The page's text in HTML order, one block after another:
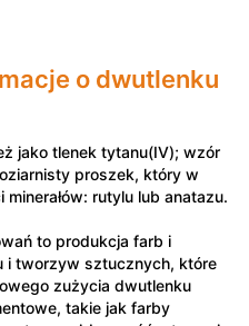
o dwutlenku
jako tlenek tytanu(IV); wzór
proszek, który w
rutylu lub anatazu.
to produkcja farb i
i tworzyw sztucznych, które
zużycia dwutlenku
takie jak farby